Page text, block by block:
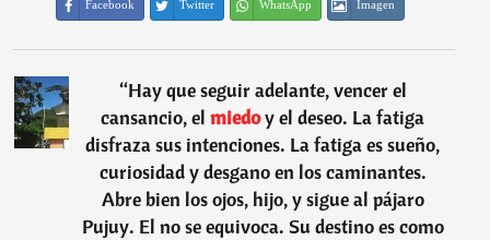
Facebook Twitter WhatsApp Imagen
“Hay que seguir adelante, vencer el
cansancio, el miedoy el deseo. La fatiga
disfraza sus intenciones. La fatiga es sueño,
curiosidad y desgano en los caminantes.
Abre bien los ojos, hijo, y sigue al pájaro
Pujuy. El no se equivoca. Su destino es como